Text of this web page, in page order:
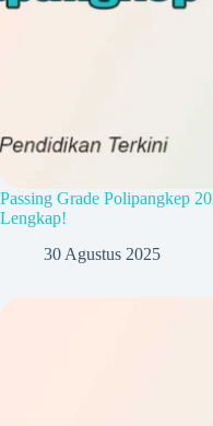
Passing Grade Polipangkep
Lengkap!
30 Agustus 2025